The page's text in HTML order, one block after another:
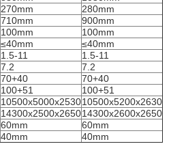
270mm
280mm
710mm
900mm
100mm
100mm
≤40mm
≤40mm
1.5-11
1.5-11
7.2
7.2
70+40
70+40
100+51
100+51
10500x5000x253010500x5200x2630
14300x2500x265014300x2600x2650
60mm
60mm
40mm 40mm